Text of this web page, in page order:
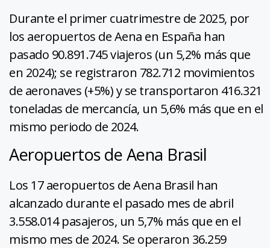
Durante el primer cuatrimestre de 2025, por
los aeropuertos de Aena en España han
pasado 90.891.745 viajeros (un 5,2% más que
en 2024); se registraron 782.712 movimientos
de aeronaves (+5%) y se transportaron 416.321
toneladas de mercancía, un 5,6% más que en el
mismo periodo de 2024.
Aeropuertos de Aena Brasil
Los 17 aeropuertos de Aena Brasil han
alcanzado durante el pasado mes de abril
3.558.014 pasajeros, un 5,7% más que en el
mismo mes de 2024. Se operaron 36.259